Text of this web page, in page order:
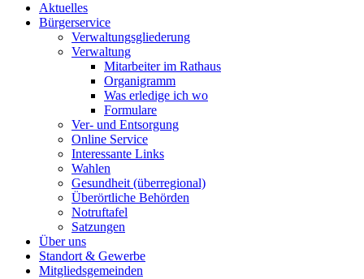
Aktuelles
Bürgerservice
Verwaltungsgliederung
Verwaltung
Mitarbeiter im Rathaus
Organigramm
Was erledige ich wo
Formulare
Ver- und Entsorgung
Online Service
Interessante Links
Wahlen
Gesundheit (überregional)
Überörtliche Behörden
Notruftafel
Satzungen
Über uns
Standort & Gewerbe
Mitgliedsgemeinden